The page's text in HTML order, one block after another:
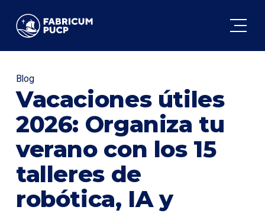
FABRICUM
Blog
Vacaciones útiles
2026: Organiza tu
verano con los 15
talleres de
robótica, IA y